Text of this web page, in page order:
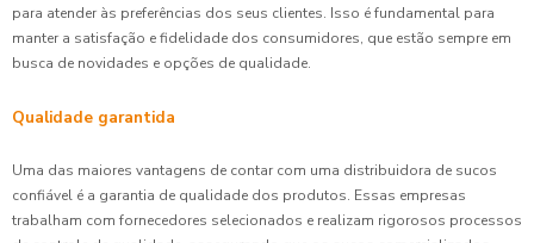
para atender às preferências dos seus clientes. Isso é fundamental para
manter a satisfação e fidelidade dos consumidores, que estão sempre em
busca de novidades e opções de qualidade.
Qualidade garantida
Uma das maiores vantagens de contar com uma distribuidora de sucos
confiável é a garantia de qualidade dos produtos. Essas empresas
trabalham com fornecedores selecionados e realizam rigorosos processos